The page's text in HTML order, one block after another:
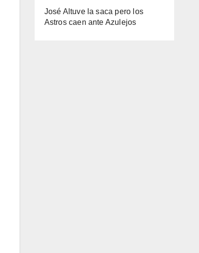
José Altuve la saca pero los
Astros caen ante Azulejos